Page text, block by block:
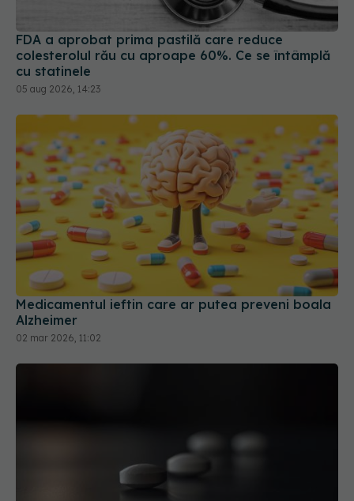
Medicamentul ieftin care ar putea preveni boala
Alzheimer
02 mar 2026, 11:02
Medicamentul comun care îți distruge sănătatea